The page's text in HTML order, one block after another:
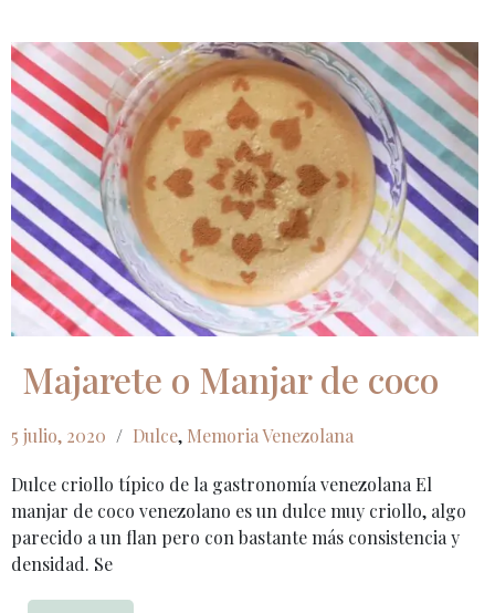
Majarete o Manjar de coco
5 julio, 2020 / Dulce, Memoria Venezolana
Dulce criollo típico de la gastronomía venezolana El
manjar de coco venezolano es un dulce muy criollo, algo
parecido a un flan pero con bastante más consistencia y
densidad. Se